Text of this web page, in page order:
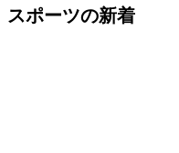
スポーツの新着